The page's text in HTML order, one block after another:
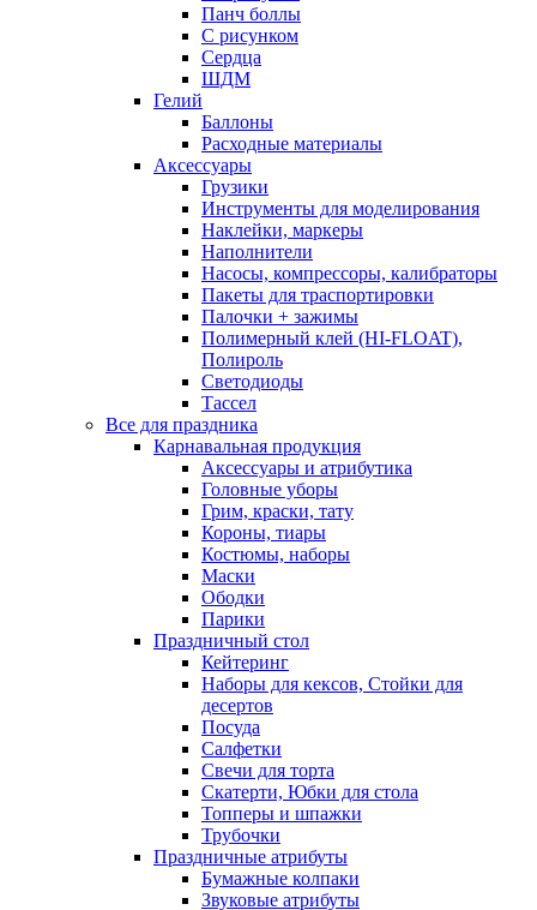
Панч боллы
С рисунком
Сердца
ШДМ
Гелий
Баллоны
Расходные материалы
Аксессуары
Грузики
Инструменты для моделирования
Наклейки, маркеры
Наполнители
Насосы, компрессоры, калибраторы
Пакеты для траспортировки
Палочки + зажимы
Полимерный клей (HI-FLOAT),
Полироль
Светодиоды
Тассел
Все для праздника
Карнавальная продукция
Аксессуары и атрибутика
Головные уборы
Грим, краски, тату
Короны, тиары
Костюмы, наборы
Маски
Ободки
Парики
Праздничный стол
Кейтеринг
Наборы для кексов, Стойки для
десертов
Посуда
Салфетки
Свечи для торта
Скатерти, Юбки для стола
Топперы и шпажки
Трубочки
Праздничные атрибуты
Бумажные колпаки
Звуковые атрибуты